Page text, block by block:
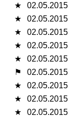
★
02.05.2015
★
02.05.2015
★
02.05.2015
★
02.05.2015
★
02.05.2015
⚑
02.05.2015
★
02.05.2015
★
02.05.2015
★
02.05.2015